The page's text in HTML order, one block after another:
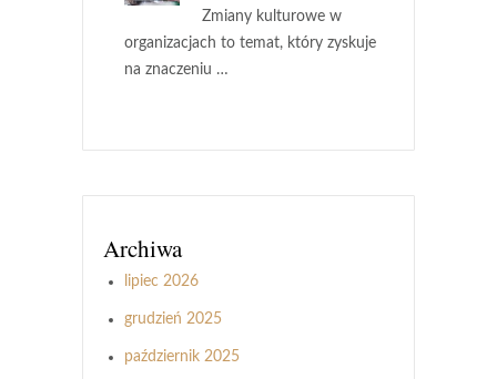
Zmiany kulturowe w
organizacjach to temat, który zyskuje
na znaczeniu …
Archiwa
lipiec 2026
grudzień 2025
październik 2025